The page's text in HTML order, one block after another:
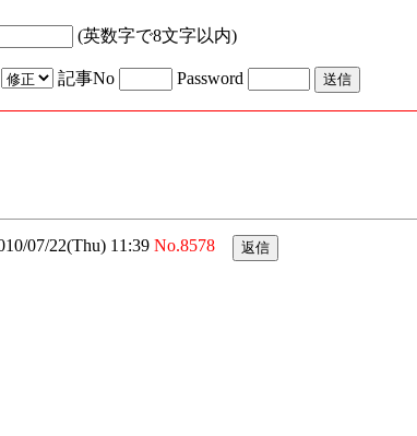
(英数字で8文字以内)
記事No Password
07/22(Thu) 11:39 No.8578